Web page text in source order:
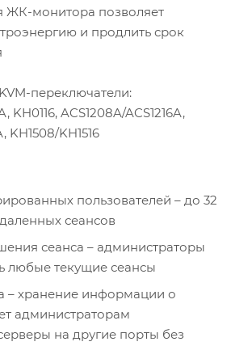
ЖК-монитора позволяет
и продлить срок
переключатели:
KH0116, ACS1208A/ACS1216A,
KH1508/KH1516
пользователей – до 32
сеансов
сеанса – администраторы
любые текущие сеансы
– хранение информации о
администраторам
на другие порты без